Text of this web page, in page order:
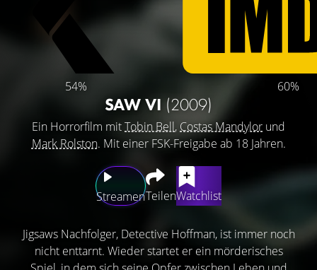
54% 60%
SAW VI (2009)
Ein Horrorfilm mitTobin Bell, Costas Mandylor und
Mark Rolston. Mit einer FSK-Freigabe ab 18 Jahren.
StreamenTeilenWatchlist
Jigsaws Nachfolger, Detective Hoffman, ist immer noch
nicht enttarnt. Wieder startet er ein mörderisches